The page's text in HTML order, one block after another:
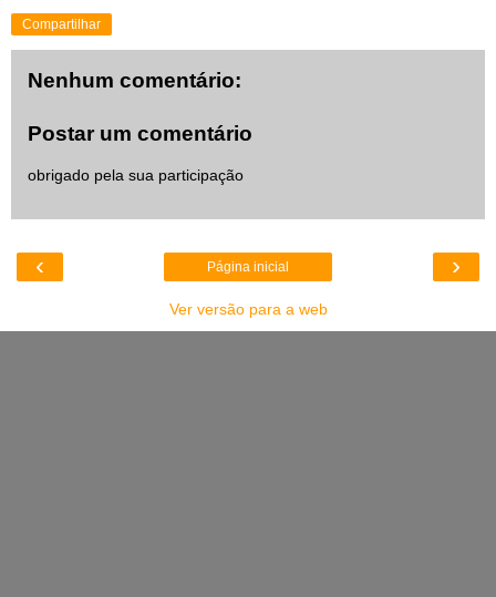
Compartilhar
Nenhum comentário:
Postar um comentário
obrigado pela sua participação
‹ ›
Página inicial
Ver versão para a web